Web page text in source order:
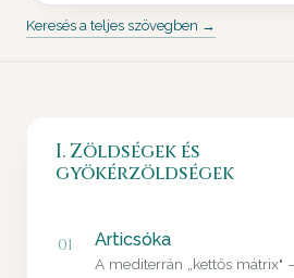
Keresés a teljes szövegben →
I. Zöldségek és
gyökérzöldségek
01 Articsóka
A mediterrán „kettős mátrix"